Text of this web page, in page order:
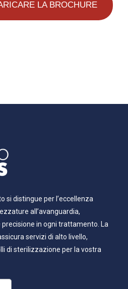
LA BROCHURE
si distingue per l’eccellenza
all’avanguardia,
in ogni trattamento. La
servizi di alto livello,
di sterilizzazione per la vostra